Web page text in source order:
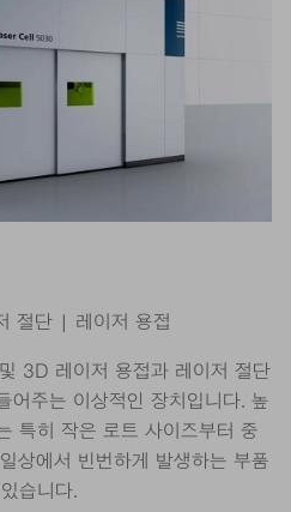
절단 | 레이저 용접
3D 레이저 용접과 레이저 절단
어주는 이상적인 장치입니다. 높
특히 작은 로트 사이즈부터 중
상에서 빈번하게 발생하는 부품
습니다.